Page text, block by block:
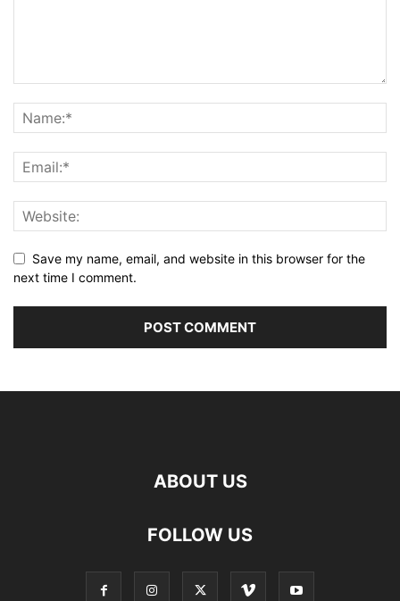
Save my name, email, and website in this browser for the
next time I comment.
ABOUT US
FOLLOW US